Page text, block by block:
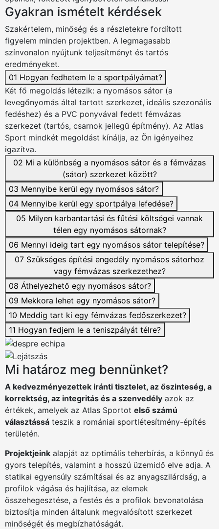
Gyakran ismételt kérdések
Szakértelem, minőség és a részletekre fordított
figyelem minden projektben. A legmagasabb
színvonalon nyújtunk teljesítményt és tartós
eredményeket.
01 Hogyan fedhetem le a sportpályámat?
Két fő megoldás létezik: a nyomásos sátor (a
levegőnyomás által tartott szerkezet, ideális szezonális
fedéshez) és a PVC ponyvával fedett fémvázas
szerkezet (tartós, csarnok jellegű építmény). Az Atlas
Sport mindkét megoldást kínálja, az Ön igényeihez
igazítva.
02 Mi a különbség a nyomásos sátor és a fémvázas
(sátor) szerkezet között?
03 Mennyibe kerül egy nyomásos sátor?
04 Mennyibe kerül egy sportpálya lefedése?
05 Milyen karbantartási és fűtési költségei vannak
télen egy nyomásos sátornak?
06 Mennyi ideig tart egy nyomásos sátor telepítése?
07 Szükséges építési engedély nyomásos sátorhoz
vagy fémvázas szerkezethez?
08 Áthelyezhető egy nyomásos sátor?
09 Mekkora lehet egy nyomásos sátor?
10 Meddig tart ki egy fémvázas fedőszerkezet?
11 Hogyan fedjem le a teniszpályát télre?
Mi határoz meg bennünket?
A kedvezményezettek iránti tisztelet, az őszinteség, a
korrektség, az integritás és a szenvedély azok az
értékek, amelyek az Atlas Sportot első számú
választássá teszik a romániai sportlétesítmény-építés
területén.
Projektjeink alapját az optimális teherbírás, a könnyű és
gyors telepítés, valamint a hosszú üzemidő elve adja. A
statikai egyensúly számításai és az anyagszilárdság, a
profilok vágása és hajlítása, az elemek
összehegesztése, a festés és a profilok bevonatolása
biztosítja minden általunk megvalósított szerkezet
minőségét és megbízhatóságát.